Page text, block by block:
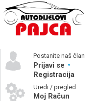
Postanite naš član
Prijavi se
Registracija
Uredi / pregled
Moj Račun